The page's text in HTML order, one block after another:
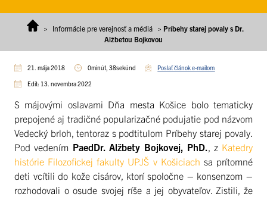
> Informácie pre verejnosť a médiá > Príbehy starej povaly s Dr.
Alžbetou Bojkovou
21. mája 2018 0minút, 38sekúnd Poslať článok e-mailom
Edit: 13. novembra 2022
S májovými oslavami Dňa mesta Košice bolo tematicky
prepojené aj tradičné popularizačné podujatie pod názvom
Vedecký brloh, tentoraz s podtitulom Príbehy starej povaly.
Pod vedením PaedDr. Alžbety Bojkovej, PhD. , z Katedry
histórie Filozofickej fakulty UPJŠ v Košiciach sa prítomné
deti vcítili do kože cisárov, ktorí spoločne – konsenzom –
rozhodovali o osude svojej ríše a jej obyvateľov. Zistili, že